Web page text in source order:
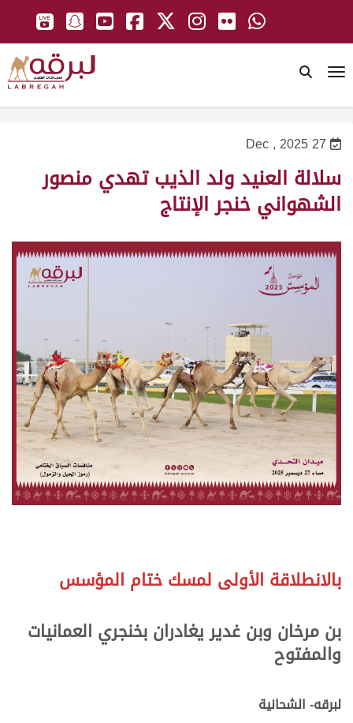
27 Dec , 2025
سلالة العنيد ولد الذيب تهدي منصور
الشهواني خنجر الإنتاج
بالانطلاقة الأولى لمسك ختام المؤسس
بن مرخان وبن غدير يغادران بخنجري العمانيات
والمفتوح
لبرقه- الشحانية